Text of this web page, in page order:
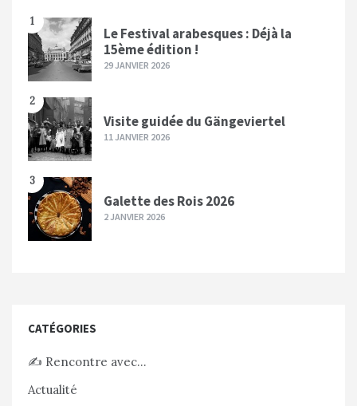
1
Le Festival arabesques : Déjà la
15ème édition !
29 JANVIER 2026
2
Visite guidée du Gängeviertel
11 JANVIER 2026
3
Galette des Rois 2026
2 JANVIER 2026
CATÉGORIES
✍️ Rencontre avec…
Actualité